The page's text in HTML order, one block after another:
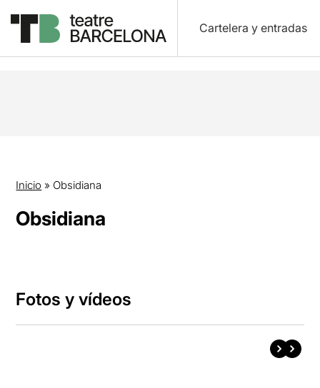
Cartelera y entradas
Inicio » Obsidiana
Obsidiana
Fotos y vídeos